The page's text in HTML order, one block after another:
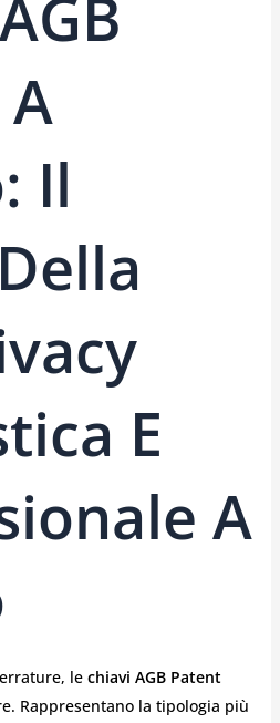
Il
E
A
le chiavi AGB Patent
Rappresentano la tipologia più